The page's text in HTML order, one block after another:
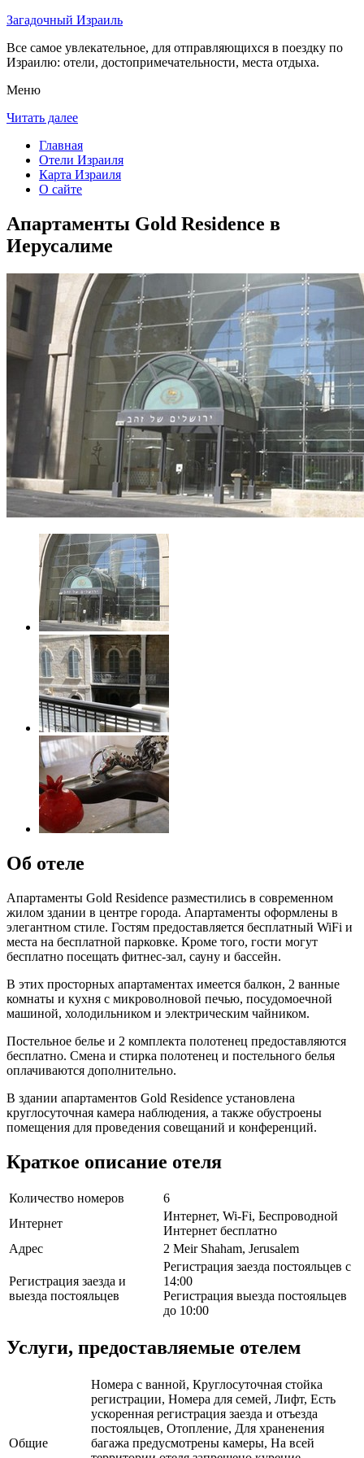
Загадочный Израиль
Все самое увлекательное, для отправляющихся в поездку по
Израилю: отели, достопримечательности, места отдыха.
Меню
Читать далее
Главная
Отели Израиля
Карта Израиля
О сайте
Апартаменты Gold Residence в
Иерусалиме
Об отеле
Апартаменты Gold Residence разместились в современном
жилом здании в центре города. Апартаменты оформлены в
элегантном стиле. Гостям предоставляется бесплатный WiFi и
места на бесплатной парковке. Кроме того, гости могут
бесплатно посещать фитнес-зал, сауну и бассейн.
В этих просторных апартаментах имеется балкон, 2 ванные
комнаты и кухня с микроволновой печью, посудомоечной
машиной, холодильником и электрическим чайником.
Постельное белье и 2 комплекта полотенец предоставляются
бесплатно. Смена и стирка полотенец и постельного белья
оплачиваются дополнительно.
В здании апартаментов Gold Residence установлена
круглосуточная камера наблюдения, а также обустроены
помещения для проведения совещаний и конференций.
Краткое описание отеля
Количество номеров
6
Интернет
Интернет, Wi-Fi, Беспроводной
Интернет бесплатно
Адрес
2 Meir Shaham, Jerusalem
Регистрация заезда и
выезда постояльцев
Регистрация заезда постояльцев с
14:00
Регистрация выезда постояльцев
до 10:00
Услуги, предоставляемые отелем
Общие
Номера с ванной, Круглосуточная стойка
регистрации, Номера для семей, Лифт, Есть
ускоренная регистрация заезда и отъезда
постояльцев, Отопление, Для храненения
багажа предусмотрены камеры, На всей